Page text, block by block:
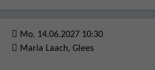
Mo. 14.06.2027 10:30
Maria Laach, Glees